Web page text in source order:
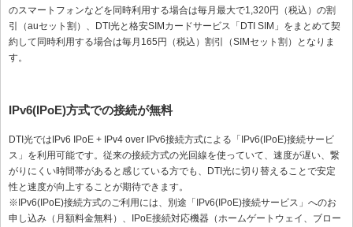
のスマートフォンなどを同時利用する場合は毎月最大で1,320円（税込）の割
引（auセット割）、DTI光と格安SIMカードサービス「DTI SIM」をまとめて契
約して同時利用する場合は毎月165円（税込）割引（SIMセット割）となりま
す。
IPv6(IPoE)方式での接続が無料
DTI光ではIPv6 IPoE + IPv4 over IPv6接続方式による「IPv6(IPoE)接続サービ
ス」を利用可能です。従来の接続方式の光回線を使っていて、速度が遅い、繋
がりにくい時間帯があると感じている方でも、DTI光に切り替えることで安定
性と速度が向上することが期待できます。
※IPv6(IPoE)接続方式のご利用には、別途「IPv6(IPoE)接続サービス」へのお
申し込み（月額料金無料）、IPoE接続対応機器（ホームゲートウェイ、ブロー